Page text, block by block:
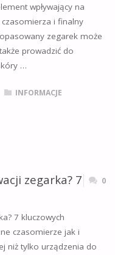
wpływający na
i finalny
zegarek może
prowadzić do
…
INFORMACJE
zegarka? 7
0
7 kluczowych
czasomierze jak i
niż tylko urządzenia do